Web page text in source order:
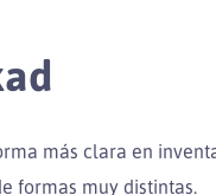
más clara en
formas muy distintas.